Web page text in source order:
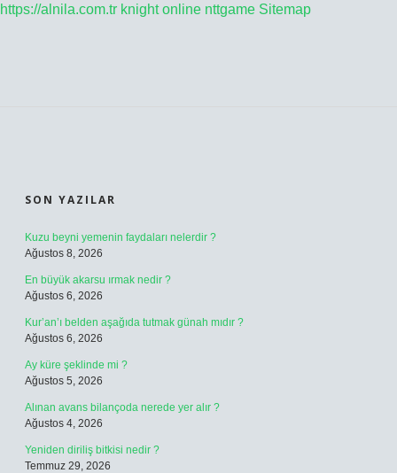
https://alnila.com.tr knight online nttgame Sitemap
SON YAZILAR
Kuzu beyni yemenin faydaları nelerdir ?
Ağustos 8, 2026
En büyük akarsu ırmak nedir ?
Ağustos 6, 2026
Kur’an’ı belden aşağıda tutmak günah mıdır ?
Ağustos 6, 2026
Ay küre şeklinde mi ?
Ağustos 5, 2026
Alınan avans bilançoda nerede yer alır ?
Ağustos 4, 2026
Yeniden diriliş bitkisi nedir ?
Temmuz 29, 2026